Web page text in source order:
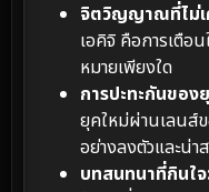
จิตวิญญาณที่ไม่เ
เอคิจิ คือการเตือ
หมายเพียงใด
การปะทะกันของ
ยุคใหม่ผ่านเลนส์
อย่างลงตัวและน่า
บทสนทนาที่กินใ